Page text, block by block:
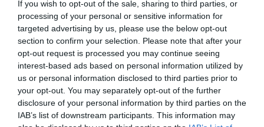
If you wish to opt-out of the sale, sharing to third parties, or
processing of your personal or sensitive information for
targeted advertising by us, please use the below opt-out
section to confirm your selection. Please note that after your
opt-out request is processed you may continue seeing
interest-based ads based on personal information utilized by
us or personal information disclosed to third parties prior to
your opt-out. You may separately opt-out of the further
disclosure of your personal information by third parties on the
IAB’s list of downstream participants. This information may
Η πιο ταξιδιάρικη
βαλίτσα του φετινού
καλοκαιριού έχει την
υπογραφή της Xiaomi
31.07.2026
ΟΛΗ Η ΡΟΗ ΕΙΔΗΣΕΩΝ